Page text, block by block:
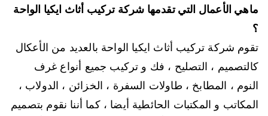
ماهي الأعمال التي تقدمها شركة تركيب أثاث ايكيا الواحة
؟
تقوم شركة تركيب أثاث ايكيا الواحة بالعديد من الأعكال
كالتصميم ، التصليح ، فك و تركيب جميع أنواع غرف
النوم ، المطابخ ، طاولات السفرة ، الخزائن ، الدولاب ،
المكاتب و المكتبات الحائطية أيضا ، كما أننا نقوم بتصميم